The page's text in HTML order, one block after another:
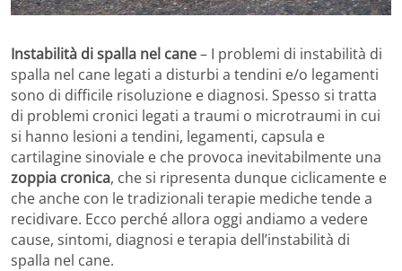
Instabilità di spalla nel cane– I problemi di instabilità di
spalla nel cane legati a disturbi a tendini e/o legamenti
sono di difficile risoluzione e diagnosi. Spesso si tratta
di problemi cronici legati a traumi o microtraumi in cui
si hanno lesioni a tendini, legamenti, capsula e
cartilagine sinoviale e che provoca inevitabilmente una
zoppia cronica, che si ripresenta dunque ciclicamente e
che anche con le tradizionali terapie mediche tende a
recidivare. Ecco perché allora oggi andiamo a vedere
cause, sintomi, diagnosi e terapia dell’instabilità di
spalla nel cane.